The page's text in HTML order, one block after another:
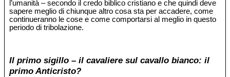
l’umanità – secondo il credo biblico cristiano e che quindi deve
sapere meglio di chiunque altro cosa sta per accadere, come
continueranno le cose e come comportarsi al meglio in questo
periodo di tribolazione.
Il primo sigillo – il cavaliere sul cavallo bianco: il
primo Anticristo?